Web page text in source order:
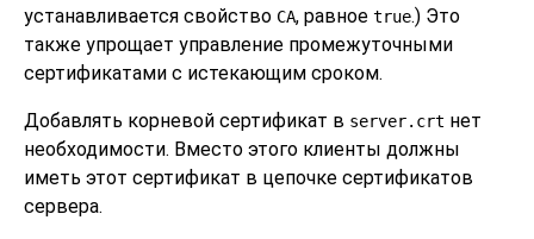
устанавливается свойство CA, равное true.) Это
также упрощает управление промежуточными
сертификатами с истекающим сроком.
Добавлять корневой сертификат в server.crt нет
необходимости. Вместо этого клиенты должны
иметь этот сертификат в цепочке сертификатов
сервера.